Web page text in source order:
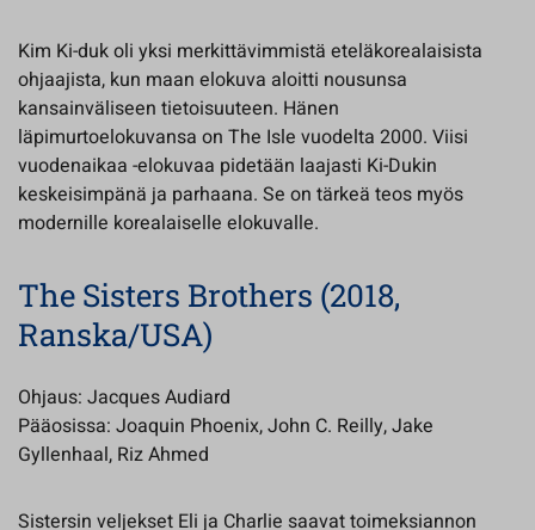
Kim Ki-duk oli yksi merkittävimmistä eteläkorealaisista
ohjaajista, kun maan elokuva aloitti nousunsa
kansainväliseen tietoisuuteen. Hänen
läpimurtoelokuvansa on The Isle vuodelta 2000. Viisi
vuodenaikaa -elokuvaa pidetään laajasti Ki-Dukin
keskeisimpänä ja parhaana. Se on tärkeä teos myös
modernille korealaiselle elokuvalle.
The Sisters Brothers (2018,
Ranska/USA)
Ohjaus: Jacques Audiard
Pääosissa: Joaquin Phoenix, John C. Reilly, Jake
Gyllenhaal, Riz Ahmed
Sistersin veljekset Eli ja Charlie saavat toimeksiannon